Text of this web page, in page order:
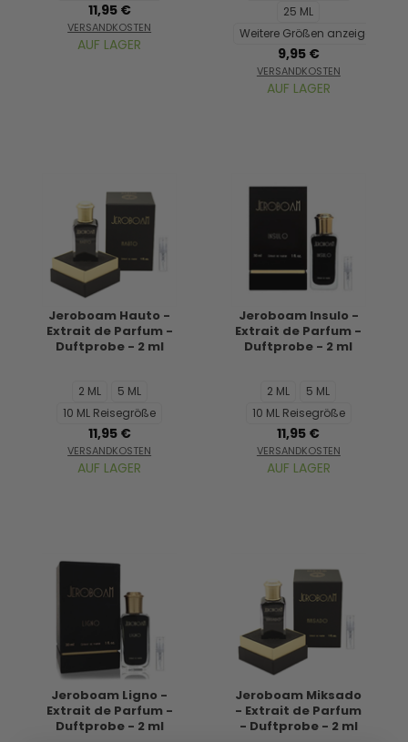
11,95 €
VERSANDKOSTEN
AUF LAGER
25 ML
Weitere Größen anzeigen...
9,95 €
VERSANDKOSTEN
AUF LAGER
Jeroboam Hauto -
Extrait de Parfum -
Duftprobe - 2 ml
2 ML
5 ML
10 ML Reisegröße
11,95 €
VERSANDKOSTEN
AUF LAGER
Jeroboam Insulo -
Extrait de Parfum -
Duftprobe - 2 ml
2 ML
5 ML
10 ML Reisegröße
11,95 €
VERSANDKOSTEN
AUF LAGER
Jeroboam Ligno -
Extrait de Parfum -
Duftprobe - 2 ml
Jeroboam Miksado
- Extrait de Parfum
- Duftprobe - 2 ml